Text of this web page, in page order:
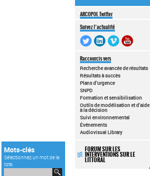
Mots-clés
Sélectionnez un mot de la
liste.
ARCOPOL Twitter
Suivez l’actualité
Raccourcis vers
Recherche avancée de résultats
Résultats à succès
Plans d’urgence
SNPD
Formation et sensibilisation
Outils de modélisation et d’aide
à la décision
Suivi environnemental
Événements
Audiovisual Library
FORUM SUR LES
INTERVENTIONS SUR LE
LITTORAL